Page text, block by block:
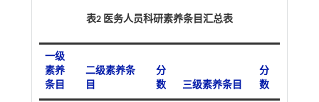
表2 医务人员科研素养条目汇总表
一级
素养
条目
二级素养条
目
分
数
三级素养条目
分
数